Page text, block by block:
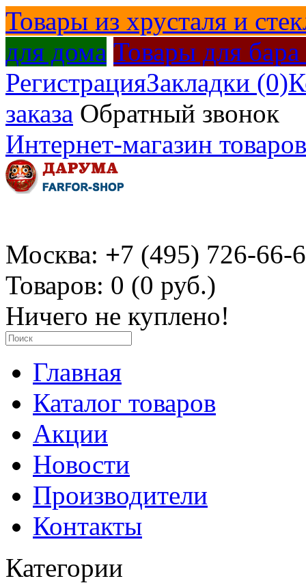
Товары из хрусталя и
для дома Товары для бара
РегистрацияЗакладки (0)
заказа Обратный звонок
Интернет-магазин
Москва: +7 (495) 726-66-
Товаров: 0 (0 руб.)
Ничего не куплено!
Главная
Каталог товаров
Акции
Новости
Производители
Контакты
Категории